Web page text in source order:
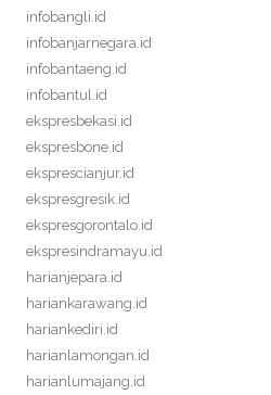
infobangli.id
infobanjarnegara.id
infobantaeng.id
infobantul.id
ekspresbekasi.id
ekspresbone.id
eksprescianjur.id
ekspresgresik.id
ekspresgorontalo.id
ekspresindramayu.id
harianjepara.id
hariankarawang.id
hariankediri.id
harianlamongan.id
harianlumajang.id